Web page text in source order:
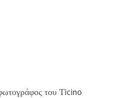
του Τicino